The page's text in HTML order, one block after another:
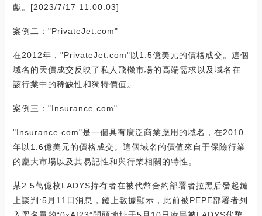
獻。[2023/7/17 11:00:03]
案例二："PrivateJet.com"
在2012年，"PrivateJet.com"以1.5億美元的價格成交。這個
域名的天價成交反映了私人飛機市場的高端需求以及域名在
該行業中的稀缺性和獨特價值。
案例三："Insurance.com"
"Insurance.com"是一個具有廣泛商業應用的域名，在2010
年以1.6億美元的價格成交。這個域名的價值來自于保險行業
的龐大市場以及其易記性和與行業相關的特性。
某2.5萬億枚LADYS持有者在被代幣合約部署者拉黑后發起鏈
上談判:5月11日消息，鏈上數據顯示，此前被PEPE部署者列